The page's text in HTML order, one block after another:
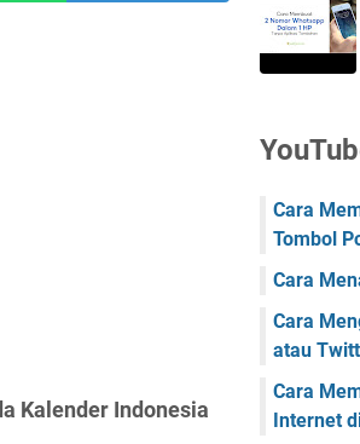
Kalender Indonesia
Cara
Tombol
Cara
Cara
atau
Cara
Internet